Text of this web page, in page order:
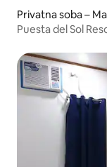
Privatna soba –
Puesta del Sol